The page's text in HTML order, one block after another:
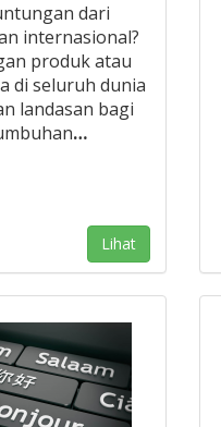
dari
internasional?
produk atau
di seluruh dunia
landasan bagi
…
Lihat